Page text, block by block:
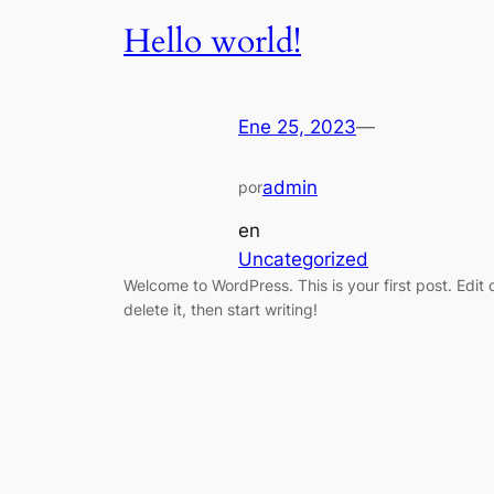
Hello world!
Ene 25, 2023—
poradmin
en
Uncategorized
Welcome to WordPress. This is your first post. Edit
delete it, then start writing!